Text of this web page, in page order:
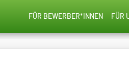
FÜR
FÜR BEWERBER*INNEN